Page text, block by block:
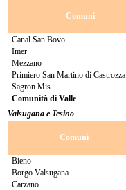
Comuni
Canal San Bovo
Imer
Mezzano
Primiero San Martino di Castrozza
Sagron Mis
Comunità di Valle
Valsugana e Tesino
Comuni
Bieno
Borgo Valsugana
Carzano